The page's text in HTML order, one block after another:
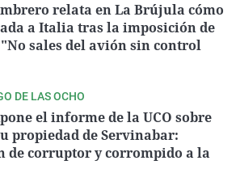
relata en La Brújula cómo
a Italia tras la imposición de
sales del avión sin control
DE LAS OCHO
el informe de la UCO sobre
propiedad de Servinabar:
de corruptor y corrompido a la